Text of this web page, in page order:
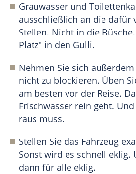
Grauwasser und
ausschließlich an die dafür
Stellen. Nicht in die
Platz" in den Gulli.
Nehmen Sie sich
nicht zu blockieren. Üben
am besten vor der Reise.
Frischwasser rein geht.
raus muss.
Stellen Sie das Fahrzeug
Sonst wird es schnell eklig.
dann für alle eklig.